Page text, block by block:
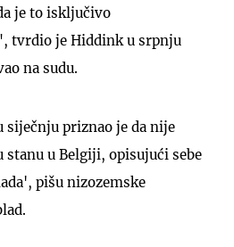
je to isključivo
tvrdio je Hiddink u srpnju
na sudu.
siječnju priznao je da nije
u Belgiji, opisujući sebe
pišu nizozemske